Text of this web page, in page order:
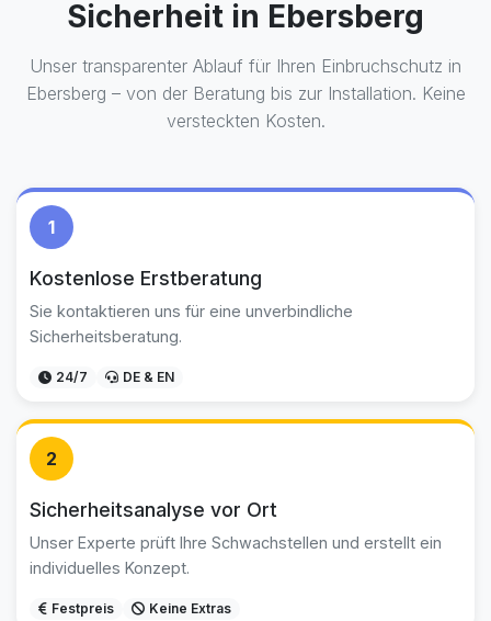
Sicherheit in Ebersberg
Unser transparenter Ablauf für Ihren Einbruchschutz in
Ebersberg – von der Beratung bis zur Installation. Keine
versteckten Kosten.
1
Kostenlose Erstberatung
Sie kontaktieren uns für eine unverbindliche
Sicherheitsberatung.
24/7 DE & EN
2
Sicherheitsanalyse vor Ort
Unser Experte prüft Ihre Schwachstellen und erstellt ein
individuelles Konzept.
Festpreis Keine Extras